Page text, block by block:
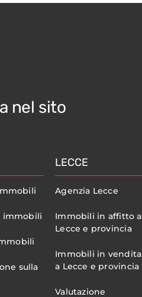
nel sito
immobili
sulla
LECCE
Agenzia Lecce
Immobili in affitto a
Lecce e provincia
Immobili in vendita
a Lecce e provincia
Valutazione